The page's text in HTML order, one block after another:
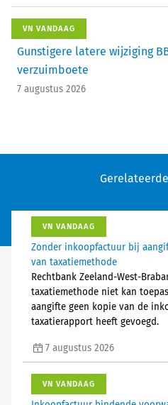
VN VANDAAG
Gunstigere latere wijziging
verzuimboete
7 augustus 2026
VN VANDAAG
Zonder inkoopfactuur bij
van taxatiemethode
Rechtbank Zeeland-West-
taxatiemethode niet kan
aangifte geen kopie van de
taxatierapport heeft gevoegd.
7 augustus 2026
VN VANDAAG